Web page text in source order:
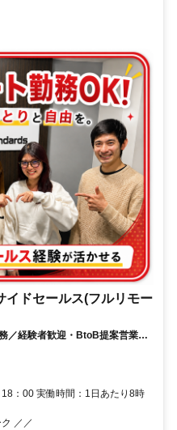
イドセールス(フルリモー
／経験者歓迎・BtoB提案営業で
：00 実働時間：1日あたり8時
／／